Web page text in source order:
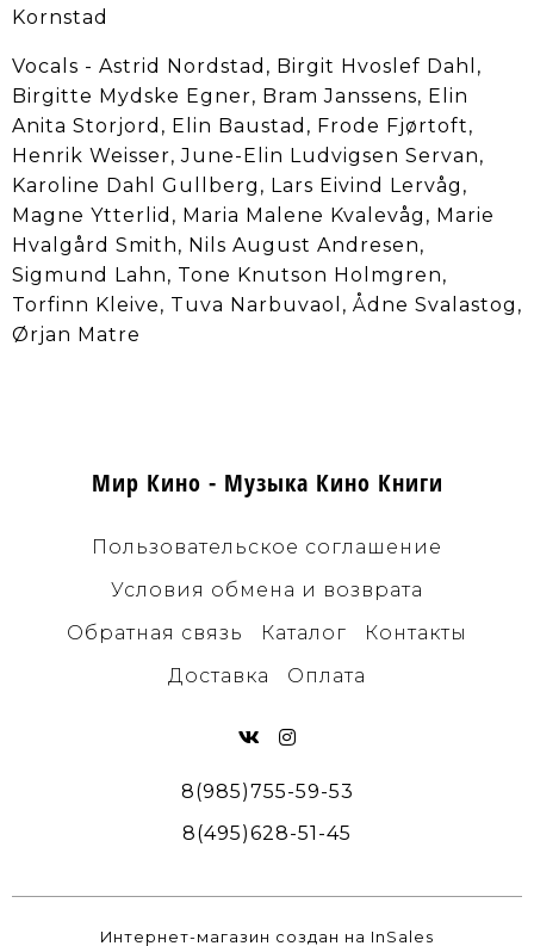
Kornstad
Vocals - Astrid Nordstad, Birgit Hvoslef Dahl,
Birgitte Mydske Egner, Bram Janssens, Elin
Anita Storjord, Elin Baustad, Frode Fjørtoft,
Henrik Weisser, June-Elin Ludvigsen Servan,
Karoline Dahl Gullberg, Lars Eivind Lervåg,
Magne Ytterlid, Maria Malene Kvalevåg, Marie
Hvalgård Smith, Nils August Andresen,
Sigmund Lahn, Tone Knutson Holmgren,
Torfinn Kleive, Tuva Narbuvaol, Ådne Svalastog,
Ørjan Matre
Мир Кино - Музыка Кино Книги
Пользовательское соглашение
Условия обмена и возврата
Обратная связь
Каталог
Контакты
Доставка
Оплата
8(985)755-59-53
8(495)628-51-45
Интернет-магазин создан на InSales